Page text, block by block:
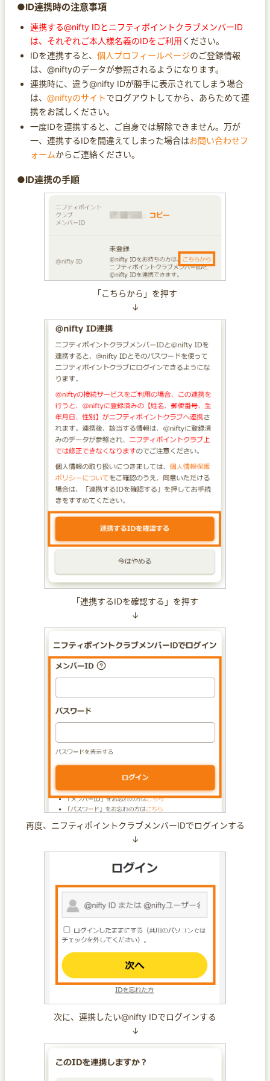
●ID連携時の注意事項
連携する@nifty IDとニフティポイントクラブメンバーID
は、それぞれご本人様名義のIDをご利用 ください。
IDを連携すると、個人プロフィールページのご登録情報
は、@niftyのデータが参照されるようになります。
連携時に、違う@nifty IDが勝手に表示されてしまう場合
は、@niftyのサイトでログアウトしてから、あらためて連
携をお試しください。
一度IDを連携すると、ご自身では解除できません。万が
一、連携するIDを間違えてしまった場合はお問い合わせフ
ォームからご連絡ください。
●ID連携の手順
「こちらから」を押す
↓
「連携するIDを確認する」を押す
↓
再度、ニフティポイントクラブメンバーIDでログインする
↓
次に、連携したい@nifty IDでログインする
↓